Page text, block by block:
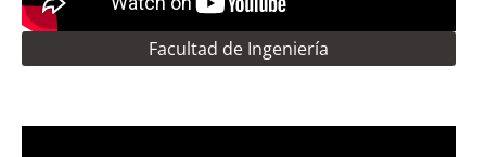
Facultad de Ingeniería